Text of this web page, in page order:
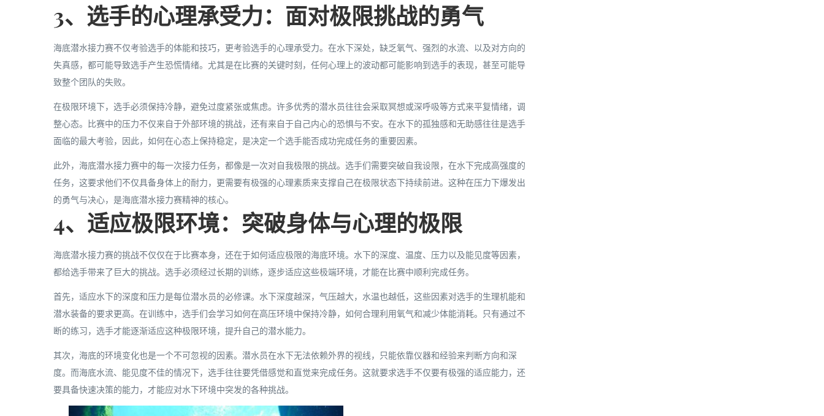
3、选手的心理承受力：面对极限挑战的勇气
海底潜水接力赛不仅考验选手的体能和技巧，更考验选手的心理承受力。在水下深处，缺乏氧气、强烈的水流、以及对方向的
失真感，都可能导致选手产生恐慌情绪。尤其是在比赛的关键时刻，任何心理上的波动都可能影响到选手的表现，甚至可能导
致整个团队的失败。
在极限环境下，选手必须保持冷静，避免过度紧张或焦虑。许多优秀的潜水员往往会采取冥想或深呼吸等方式来平复情绪，调
整心态。比赛中的压力不仅来自于外部环境的挑战，还有来自于自己内心的恐惧与不安。在水下的孤独感和无助感往往是选手
面临的最大考验，因此，如何在心态上保持稳定，是决定一个选手能否成功完成任务的重要因素。
此外，海底潜水接力赛中的每一次接力任务，都像是一次对自我极限的挑战。选手们需要突破自我设限，在水下完成高强度的
任务，这要求他们不仅具备身体上的耐力，更需要有极强的心理素质来支撑自己在极限状态下持续前进。这种在压力下爆发出
的勇气与决心，是海底潜水接力赛精神的核心。
4、适应极限环境：突破身体与心理的极限
海底潜水接力赛的挑战不仅仅在于比赛本身，还在于如何适应极限的海底环境。水下的深度、温度、压力以及能见度等因素，
都给选手带来了巨大的挑战。选手必须经过长期的训练，逐步适应这些极端环境，才能在比赛中顺利完成任务。
首先，适应水下的深度和压力是每位潜水员的必修课。水下深度越深，气压越大，水温也越低，这些因素对选手的生理机能和
潜水装备的要求更高。在训练中，选手们会学习如何在高压环境中保持冷静，如何合理利用氧气和减少体能消耗。只有通过不
断的练习，选手才能逐渐适应这种极限环境，提升自己的潜水能力。
其次，海底的环境变化也是一个不可忽视的因素。潜水员在水下无法依赖外界的视线，只能依靠仪器和经验来判断方向和深
度。而海底水流、能见度不佳的情况下，选手往往要凭借感觉和直觉来完成任务。这就要求选手不仅要有极强的适应能力，还
要具备快速决策的能力，才能应对水下环境中突发的各种挑战。